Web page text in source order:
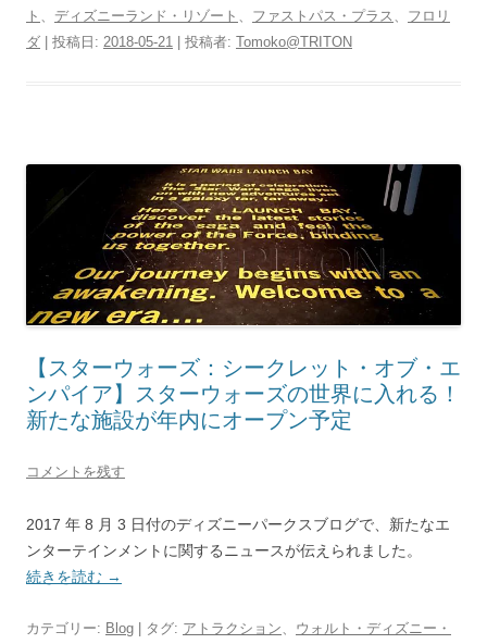
ト 、 ディズニーランド・リゾート 、 ファストパス・プラス 、 フロリ
ダ | 投稿日: 2018-05-21 投稿者: Tomoko@TRITON
【スターウォーズ：シークレット・オブ・エ
ンパイア】スターウォーズの世界に入れる！
新たな施設が年内にオープン予定
コメントを残す
2017 年 8 月 3 日付のディズニーパークスブログで、新たなエ
ンターテインメントに関するニュースが伝えられました。
続きを読む →
カテゴリー: Blog | タグ: アトラクション
ウォルト・ディズニー・